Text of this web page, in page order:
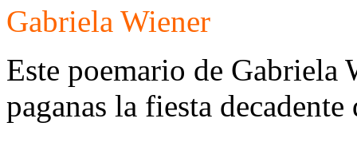
Gabriela Wiener
Este poemario de Gabriela
paganas la fiesta